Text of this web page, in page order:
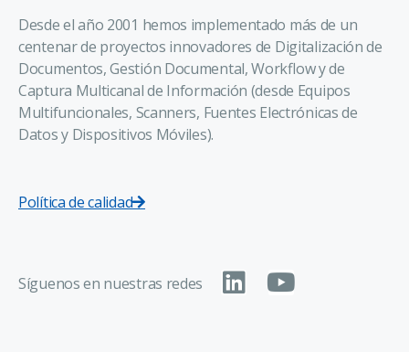
Desde el año 2001 hemos implementado más de un
centenar de proyectos innovadores de Digitalización de
Documentos, Gestión Documental, Workflow y de
Captura Multicanal de Información (desde Equipos
Multifuncionales, Scanners, Fuentes Electrónicas de
Datos y Dispositivos Móviles).
Política de calidad
Síguenos en nuestras redes